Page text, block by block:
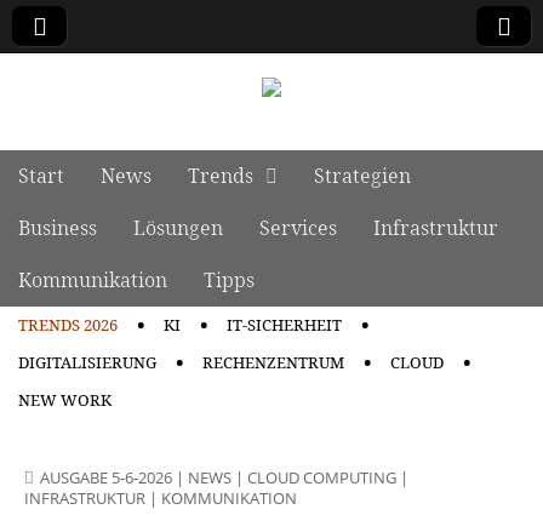
Main menu
Skip to content
Start News Trends
Strategien
Business
Lösungen Services
Infrastruktur
Kommunikation
Tipps
TRENDS 2026 KI
IT-SICHERHEIT
DIGITALISIERUNG
RECHENZENTRUM
CLOUD
NEW WORK
AUSGABE 5-6-2026 | NEWS | CLOUD COMPUTING |
INFRASTRUKTUR | KOMMUNIKATION